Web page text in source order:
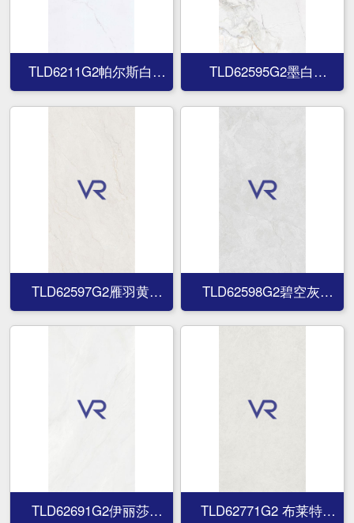
TLD6211G2帕尔斯白
TLD62595G2墨白
TLD62597G2雁羽黄
TLD62598G2碧空灰
TLD62691G2伊丽莎 TLD62771G2 布莱特